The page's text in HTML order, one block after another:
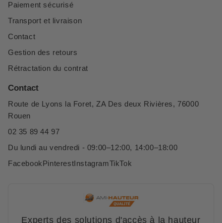
Paiement sécurisé
Transport et livraison
Contact
Gestion des retours
Rétractation du contrat
Contact
Route de Lyons la Foret, ZA Des deux Rivières, 76000
Rouen
02 35 89 44 97
Du lundi au vendredi - 09:00–12:00, 14:00–18:00
FacebookPinterestInstagramTikTok
Experts des solutions d'accès à la hauteur